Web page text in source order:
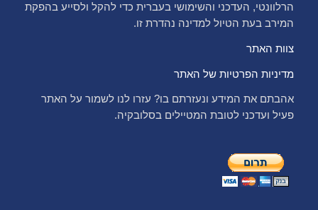
הרלוונטי, העדכני והשימושי בעברית כדי להקל ולסייע בהפקת
המירב בעת הטיול למדינה נהדרת זו.
צוות האתר
מדיניות הפרטיות של האתר
אהבתם את המידע ונעזרתם בו? עזרו לנו לשמור על האתר
פעיל ועדכני לטובת המטיילים בסלובקיה.